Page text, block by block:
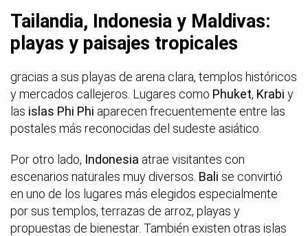
Tailandia, Indonesia y Maldivas:
playas y paisajes tropicales
gracias a sus playas de arena clara, templos históricos
y mercados callejeros. Lugares como Phuket, Krabi y
las islas Phi Phi aparecen frecuentemente entre las
postales más reconocidas del sudeste asiático.
Por otro lado, Indonesia atrae visitantes con
escenarios naturales muy diversos. Bali se convirtió
en uno de los lugares más elegidos especialmente
por sus templos, terrazas de arroz, playas y
propuestas de bienestar. También existen otras islas